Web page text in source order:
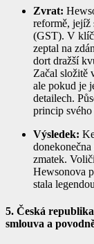
Zvrat:
reformě, jejíž
(GST). V
zeptal na
dort dražší
Začal složitě
ale pokud je
detailech.
princip
Výsledek:
zmatek.
Hewsonova
stala
5. Česká
smlouva a